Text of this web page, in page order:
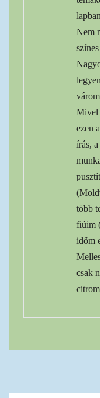
Nem
Mivel
ezen
írás,
több
fiúim
időm
csak